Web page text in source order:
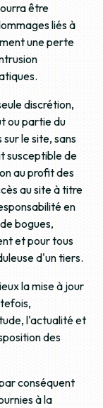
être
liés à
une perte
discrétion,
ou partie du
le site, sans
susceptible de
au profit des
au site à titre
en
bogues,
et pour tous
d'un tiers.
la mise à jour
l'actualité et
des
conséquent
à la